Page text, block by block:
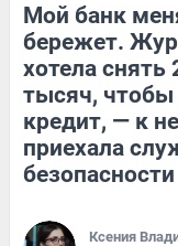
Мой банк
бережет.
хотела снять
тысяч, чтобы
кредит, — к
приехала
безопасности
Ксения